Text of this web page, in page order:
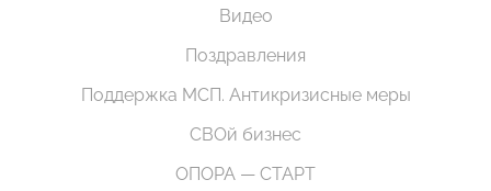
Видео
Поздравления
Поддержка МСП. Антикризисные меры
СВОй бизнес
ОПОРА — СТАРТ